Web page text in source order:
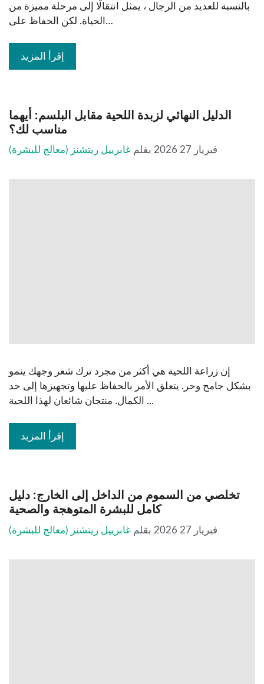
بالنسبة للعديد من الرجال ، يمثل انتقالًا إلى مرحلة مميزة من
الحياة. لكن الحفاظ على…
إقرأ المزيد
الدليل النهائي لزبدة اللحية مقابل البلسم: أيهما
مناسب لك؟
فبريار 27 2026 بقلم غابرييل ريتشنز (معالج للبشرة)
إن زراعة اللحية هي أكثر من مجرد ترك شعر وجهك ينمو
بشكل جامح وحر. يتعلق الأمر بالحفاظ عليها وتجهيزها إلى حد
الكمال. منتجان شائعان لهذا اللحية ...
إقرأ المزيد
تخلصي من السموم من الداخل إلى الخارج: دليل
كامل للبشرة المتوهجة والصحية
فبريار 27 2026 بقلم غابرييل ريتشنز (معالج للبشرة)